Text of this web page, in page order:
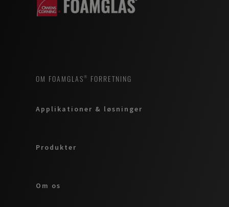
OM FOAMGLAS® FORRETNING
Applikationer & løsninger
Produkter
Om os